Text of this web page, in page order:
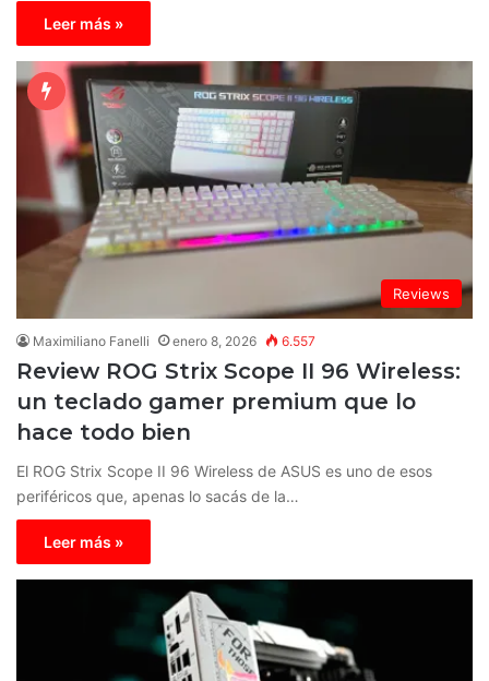
Leer más »
Reviews
Maximiliano Fanelli enero 8, 2026 6.557
Review ROG Strix Scope II 96 Wireless:
un teclado gamer premium que lo
hace todo bien
El ROG Strix Scope II 96 Wireless de ASUS es uno de esos
periféricos que, apenas lo sacás de la…
Leer más »